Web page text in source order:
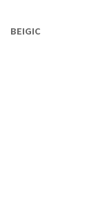
BEIGIC